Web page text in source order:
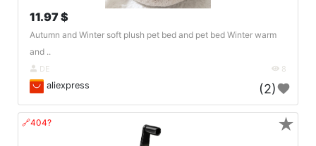
11.97 $
Autumn and Winter soft plush pet bed and pet bed Winter warm
and ..
DE 8
aliexpress (2)
🔗404? ★